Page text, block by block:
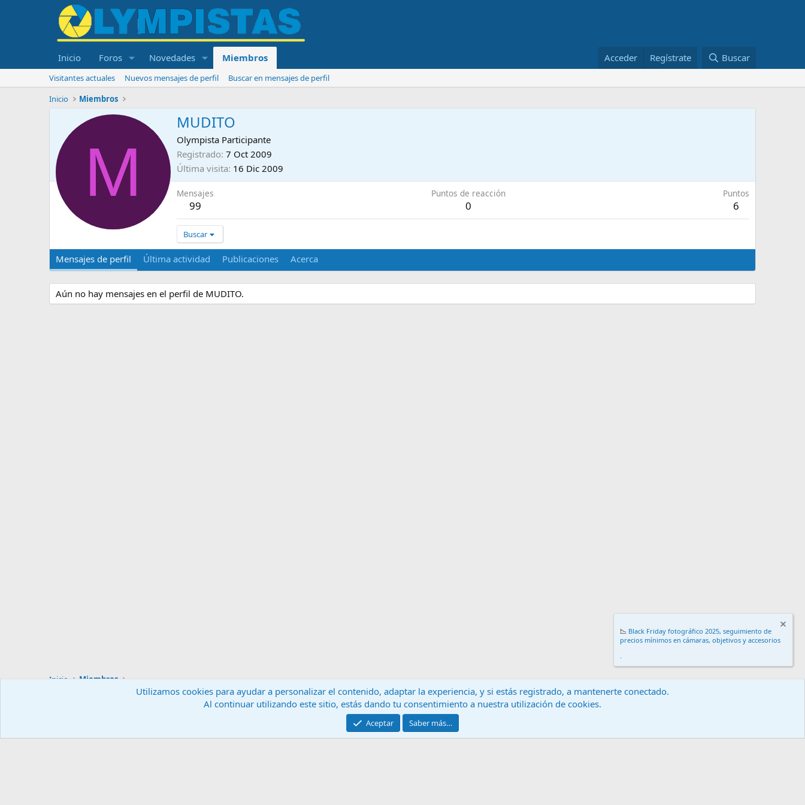
Inicio Foros Novedades Miembros Acceder Regístrate Buscar
Visitantes actuales Nuevos mensajes de perfil
Buscar en mensajes de perfil
Inicio
Miembros
M
MUDITO
Olympista Participante
Registrado 7 Oct 2009
Última visita 16 Dic 2009
Mensajes
99
Puntos de reacción
0
Puntos
6
Buscar
Mensajes de perfil Última actividad Publicaciones Acerca
Aún no hay mensajes en el perfil de MUDITO.
Inicio Miembros
Contáctanos Términos y reglas
Community platform by XenForo® © 2010-2024 XenForo Ltd.
📉 Black Friday fotográfico 2025, seguimiento de
precios mínimos en cámaras, objetivos y accesorios
.
Utilizamos cookies para ayudar a personalizar el contenido, adaptar la experiencia, y si estás registrado, a mantenerte conectado.
Al continuar utilizando este sitio, estás dando tu consentimiento a nuestra utilización de cookies.
Aceptar Saber más…